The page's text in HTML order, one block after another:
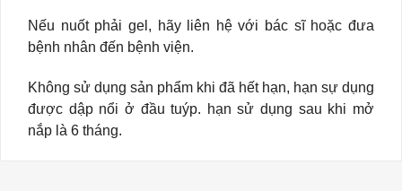
Nếu nuốt phải gel, hãy liên hệ với bác sĩ hoặc đưa
bệnh nhân đến bệnh viện.
Không sử dụng sản phẩm khi đã hết hạn, hạn sự dụng
được dập nổi ở đầu tuýp. hạn sử dụng sau khi mở
nắp là 6 tháng.